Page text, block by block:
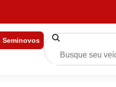
Seminovos